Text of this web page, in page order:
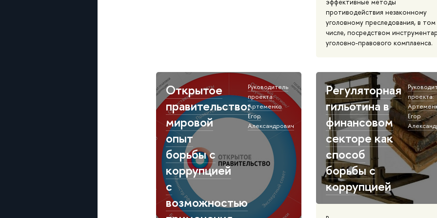
противодействия незаконному
уголовному преследования, в том
числе, посредством
уголовно-правового комплаенса.
Открытое
правительство:
мировой
опыт
борьбы с
коррупцией
с
возможностью
Руководитель
проекта:
Артеменко
Егор
Александрович
Регуляторная
гильотина в
финансовом
секторе как
способ
борьбы с
коррупцией
проекта:
Егор